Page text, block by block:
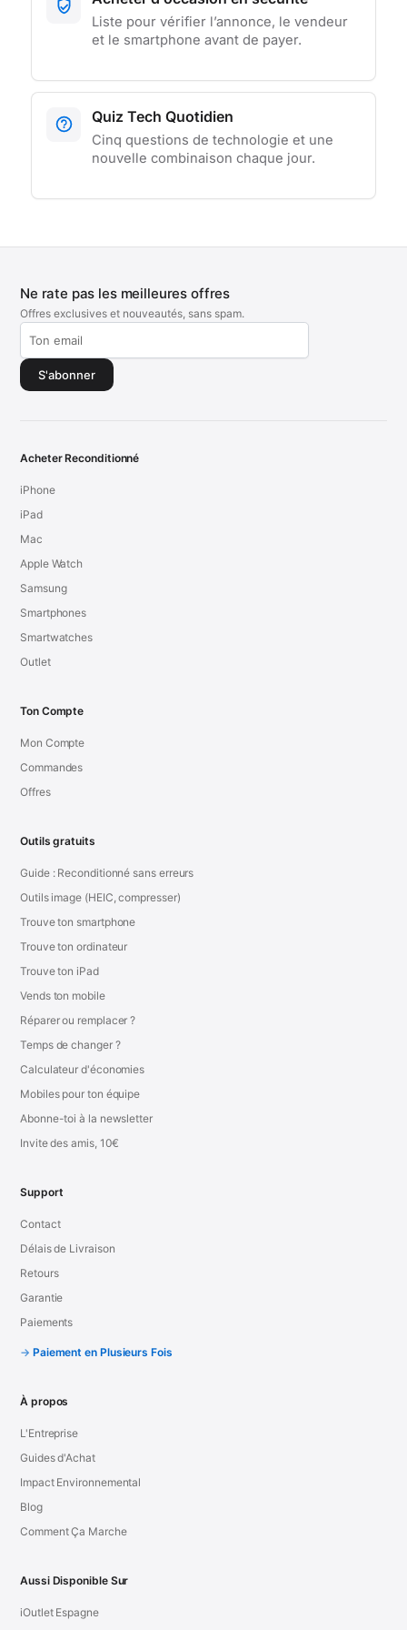
Liste pour vérifier l’annonce, le vendeur
et le smartphone avant de payer.
Quiz Tech Quotidien
Cinq questions de technologie et une
nouvelle combinaison chaque jour.
Ne rate pas les meilleures offres
Offres exclusives et nouveautés, sans spam.
S'abonner
Acheter Reconditionné
iPhone
iPad
Mac
Apple Watch
Samsung
Smartphones
Smartwatches
Outlet
Ton Compte
Mon Compte
Commandes
Offres
Outils gratuits
Guide : Reconditionné sans erreurs
Outils image (HEIC, compresser)
Trouve ton smartphone
Trouve ton ordinateur
Trouve ton iPad
Vends ton mobile
Réparer ou remplacer ?
Temps de changer ?
Calculateur d'économies
Mobiles pour ton équipe
Abonne-toi à la newsletter
Invite des amis, 10€
Support
Contact
Délais de Livraison
Retours
Garantie
Paiements
Paiement en Plusieurs Fois
À propos
L'Entreprise
Guides d'Achat
Impact Environnemental
Blog
Comment Ça Marche
Aussi Disponible Sur
iOutlet Espagne